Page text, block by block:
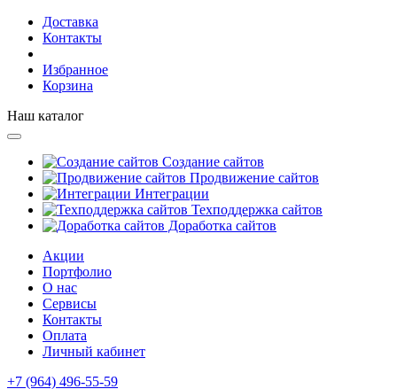
Доставка
Контакты
Избранное
Корзина
Наш каталог
Создание сайтов
Продвижение сайтов
Интеграции
Техподдержка сайтов
Доработка сайтов
Акции
Портфолио
О нас
Сервисы
Контакты
Оплата
Личный кабинет
+7 (964) 496-55-59